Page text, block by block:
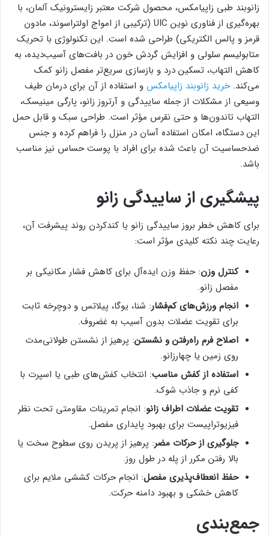
زانوبند طبی زاپیامکس، محصول شرکت معتبر زایسترونیک آلمان، با
بهره‌گیری از فناوری نوین UIC (ترکیبی از امواج اولتراسوند، مادون
قرمز و پالس الکتریکی) طراحی شده است. این تکنولوژی با تحریک
متابولیسم سلولی و افزایش گردش خون در بافت‌های آسیب‌دیده، به
کاهش التهاب، تسکین درد و بازسازی سریع‌تر مفصل زانو کمک
می‌کند.خرید زانوبند زاپیامکس و استفاده از آن برای درمان طیف
وسیعی از مشکلات از جمله ساییدگی و آرتروز زانو، پارگی مینیسک،
التهاب تاندون‌ها و حتی نقرس مؤثر است. طراحی سبک و قابل حمل
این دستگاه، امکان استفاده آسان در منزل را فراهم کرده و جنس
ضدحساسیت آن باعث شده برای افراد با پوست حساس نیز مناسب
باشد.
پیشگیری از ساییدگی زانو
برای کاهش خطر بروز ساییدگی زانو یا کندکردن روند پیشرفت آن،
رعایت چند نکته کلیدی مؤثر است:
کنترل وزن: حفظ وزن ایده‌آل برای کاهش فشار مکانیکی بر
مفصل زانو.
انجام ورزش‌های کم‌فشار: شنا، یوگا، پیلاتس و دوچرخه ثابت
برای تقویت عضلات بدون آسیب به غضروف.
اصلاح فرم راه‌رفتن و نشستن: پرهیز از نشستن طولانی‌مدت
روی زمین یا چهارزانو.
استفاده از کفش مناسب: انتخاب کفش‌های طبی یا اسپرت با
کفی نرم و جاذب شوک.
تقویت عضلات اطراف زانو: انجام تمرینات مقاومتی تحت نظر
فیزیوتراپیست برای بهبود پایداری مفصل.
جلوگیری از حرکات مضر: پرهیز از پریدن روی سطوح سخت یا
بالا رفتن مکرر از پله در طول روز.
حفظ انعطاف‌پذیری مفصل: انجام حرکات کششی ملایم برای
کاهش خشکی و بهبود دامنه حرکت.
جمع‌بندی